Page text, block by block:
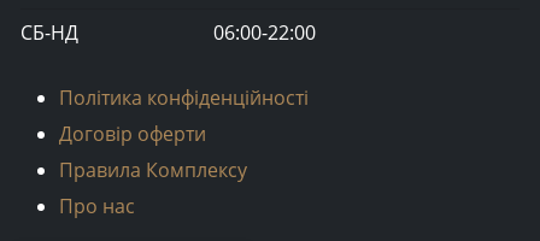
СБ-НД
06:00-22:00
Політика конфіденційності
Договір оферти
Правила Комплексу
Про нас